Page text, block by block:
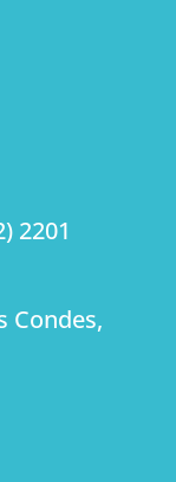
2201
Condes,